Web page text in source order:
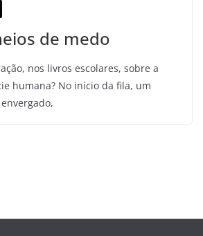
de medo
nos livros escolares, sobre a
humana? No início da fila, um